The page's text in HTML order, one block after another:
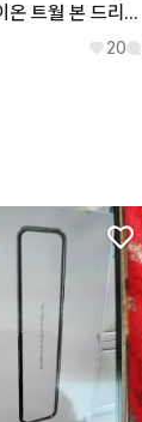
캐피탈 레이온 트월 본 드리즐러 자켓 블랙
20